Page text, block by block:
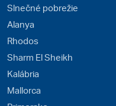
Slnečné pobrežie
Alanya
Rhodos
Sharm El Sheikh
Kalábria
Mallorca